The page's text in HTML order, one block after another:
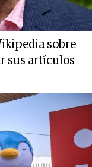
sobre
sus artículos